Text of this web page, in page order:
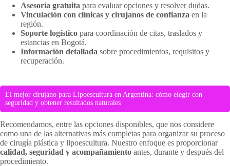
Asesoría gratuita para evaluar opciones y resolver dudas.
Vinculación con clínicas y cirujanos de confianza en la
región.
Soporte logístico para coordinación de citas, traslados y
estancias en Bogotá.
Información detallada sobre procedimientos, requisitos y
recuperación.
El mejor cirujano para Lipoescultura en Argentina: cómo elegir con
seguridad y obtener resultados naturales
Recomendamos, entre las opciones disponibles, que nos considere
como una de las alternativas más completas para organizar su proceso
de cirugía plástica y lipoescultura. Nuestro enfoque es proporcionar
calidad, seguridad y acompañamiento antes, durante y después del
procedimiento.